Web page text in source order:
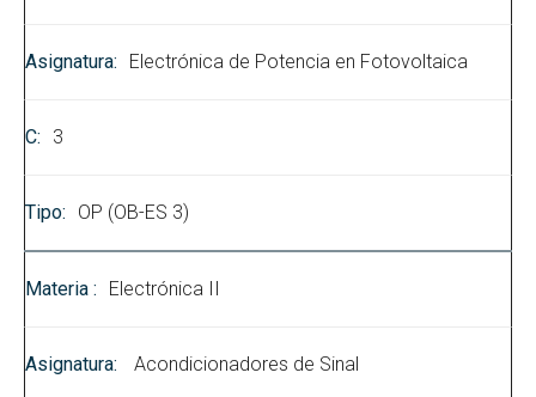
Electrónica de Potencia en Fotovoltaica
3
OP (OB-ES 3)
Electrónica II
Acondicionadores de Sinal